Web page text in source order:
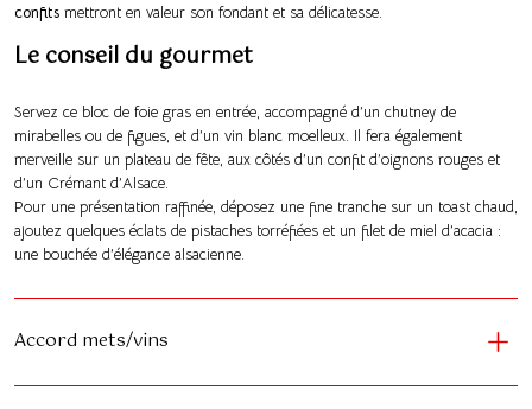
confits mettront en valeur son fondant et sa délicatesse.
Le conseil du gourmet
Servez ce bloc de foie gras en entrée, accompagné d’un chutney de
mirabelles ou de figues, et d’un vin blanc moelleux. Il fera également
merveille sur un plateau de fête, aux côtés d’un confit d’oignons rouges et
d’un Crémant d’Alsace.
Pour une présentation raffinée, déposez une fine tranche sur un toast chaud,
ajoutez quelques éclats de pistaches torréfiées et un filet de miel d’acacia :
une bouchée d’élégance alsacienne.
Accord mets/vins